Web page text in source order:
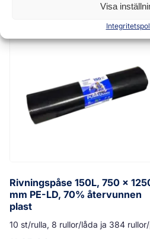
Visa
Rivningspåse 150L, 750 x
mm PE-LD, 70% återvunnen
plast
10 st/rulla, 8 rullor/låda ja 384